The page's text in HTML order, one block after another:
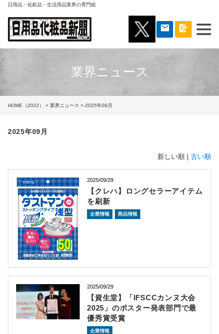
日用品・化粧品・生活用品業界の専門紙
業界ニュース
HOME（2022） > 業界ニュース > 2025年09月
2025年09月
新しい順 | 古い順
2025/09/29
【クレハ】ロングセラーアイテム
を刷新
企業情報 商品情報
2025/09/29
【資生堂】「IFSCCカンヌ大会
2025」のポスター発表部門で最
優秀賞受賞
企業情報